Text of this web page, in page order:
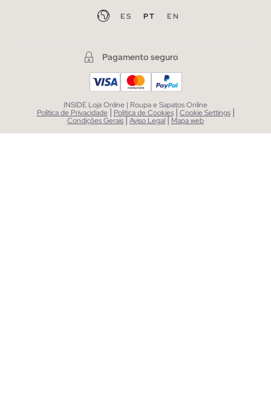
ES PT EN
Pagamento seguro
INSIDE Loja Online | Roupa e Sapatos Online
Política de Privacidade | Política de Cookies | Cookie Settings |
Condições Gerais|Aviso Legal| Mapa web